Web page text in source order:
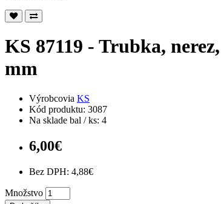
KS 87119 - Trubka,
mm
Výrobcovia KS
Kód produktu: 3087
Na sklade bal / ks: 4
6,00€
Bez DPH: 4,88€
Množstvo